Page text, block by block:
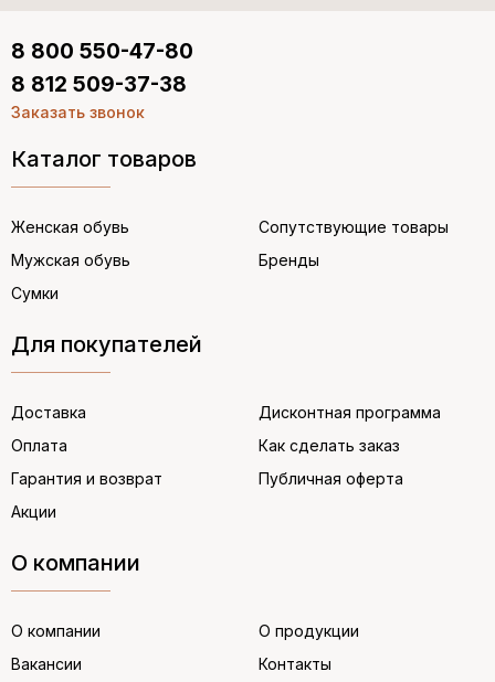
Каталог товаров
Женская обувь
Мужская обувь
Сумки
Сопутствующие товары
Бренды
Для покупателей
Доставка
Оплата
Гарантия и возврат
Акции
Дисконтная программа
Как сделать заказ
Публичная оферта
О компании
О компании
Вакансии
О продукции
Контакты
8 800 550-47-80
8 812 509-37-38
Заказать звонок